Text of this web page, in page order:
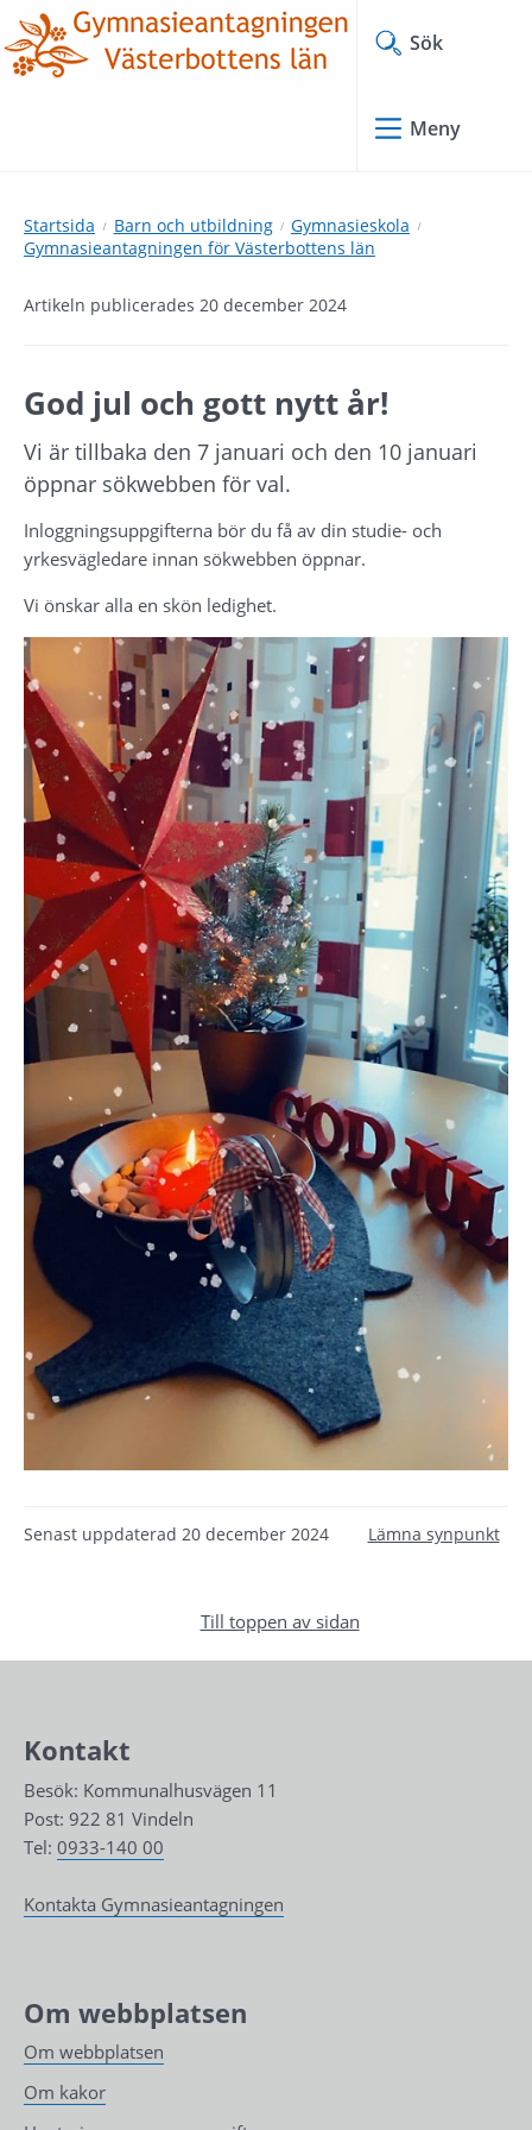
Hoppa
till
innehåll
Hoppa
till
undermeny
Sök
Meny
Startsida Barn och utbildning
Gymnasieskola
Gymnasieantagningen för Västerbottens län
Artikeln publicerades 20 december 2024
God jul och gott nytt år!
Vi är tillbaka den 7 januari och den 10 januari
öppnar sökwebben för val.
Inloggningsuppgifterna bör du få av din studie- och
yrkesvägledare innan sökwebben öppnar.
Vi önskar alla en skön ledighet.
Senast uppdaterad 20 december 2024 Lämna synpunkt
Till toppen av sidan
Kontakt
Besök: Kommunalhusvägen 11
Post: 922 81 Vindeln
Tel: 0933-140 00
Kontakta Gymnasieantagningen
Om webbplatsen
Om webbplatsen
Om kakor